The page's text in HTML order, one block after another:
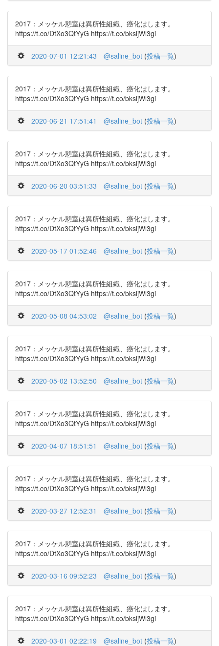
2017：メッケル憩室は異所性組織、癌化はします。
https://t.co/DtXo3QtYyG https://t.co/bksljWl3gi
2020-07-01 12:21:43 @saline_bot (投稿一覧)
2017：メッケル憩室は異所性組織、癌化はします。
https://t.co/DtXo3QtYyG https://t.co/bksljWl3gi
2020-06-21 17:51:41 @saline_bot (投稿一覧)
2017：メッケル憩室は異所性組織、癌化はします。
https://t.co/DtXo3QtYyG https://t.co/bksljWl3gi
2020-06-20 03:51:33 @saline_bot (投稿一覧)
2017：メッケル憩室は異所性組織、癌化はします。
https://t.co/DtXo3QtYyG https://t.co/bksljWl3gi
2020-05-17 01:52:46 @saline_bot (投稿一覧)
2017：メッケル憩室は異所性組織、癌化はします。
https://t.co/DtXo3QtYyG https://t.co/bksljWl3gi
2020-05-08 04:53:02 @saline_bot (投稿一覧)
2017：メッケル憩室は異所性組織、癌化はします。
https://t.co/DtXo3QtYyG https://t.co/bksljWl3gi
2020-05-02 13:52:50 @saline_bot (投稿一覧)
2017：メッケル憩室は異所性組織、癌化はします。
https://t.co/DtXo3QtYyG https://t.co/bksljWl3gi
2020-04-07 18:51:51 @saline_bot (投稿一覧)
2017：メッケル憩室は異所性組織、癌化はします。
https://t.co/DtXo3QtYyG https://t.co/bksljWl3gi
2020-03-27 12:52:31 @saline_bot (投稿一覧)
2017：メッケル憩室は異所性組織、癌化はします。
https://t.co/DtXo3QtYyG https://t.co/bksljWl3gi
2020-03-16 09:52:23 @saline_bot (投稿一覧)
2017：メッケル憩室は異所性組織、癌化はします。
https://t.co/DtXo3QtYyG https://t.co/bksljWl3gi
2020-03-01 02:22:19 @saline_bot (投稿一覧)